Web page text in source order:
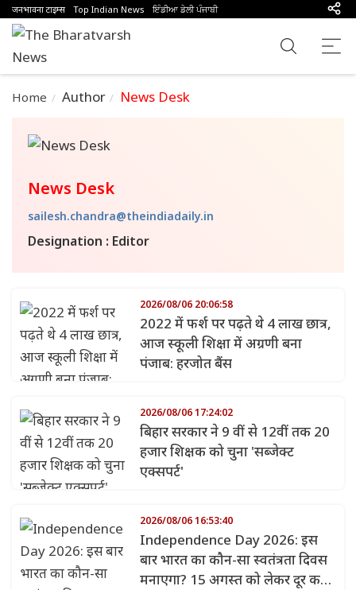
जनभावना टाइम्स Top Indian News ਇੰਡੀਆ ਡੇਲੀ ਪੰਜਾਬੀ
Home Author News Desk
News Desk
sailesh.chandra@theindiadaily.in
Designation : Editor
2026/08/06 20:06:58
2022 में फर्श पर पढ़ते थे 4 लाख छात्र,
आज स्कूली शिक्षा में अग्रणी बना
पंजाब: हरजोत बैंस
2026/08/06 17:24:02
बिहार सरकार ने 9 वीं से 12वीं तक 20
हजार शिक्षक को चुना 'सब्जेक्ट
एक्सपर्ट'
2026/08/06 16:53:40
Independence Day 2026: इस
बार भारत का कौन-सा स्वतंत्रता दिवस
मनाएगा? 15 अगस्त को लेकर दूर करें